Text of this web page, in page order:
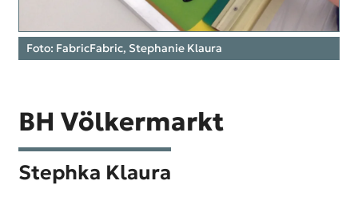
Foto: FabricFabric, Stephanie Klaura
BH Völkermarkt
Stephka Klaura